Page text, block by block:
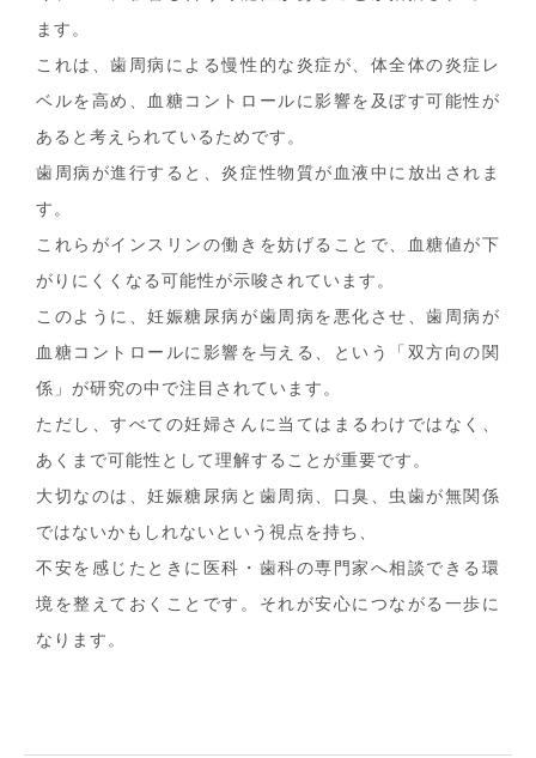
ます。
これは、歯周病による慢性的な炎症が、体全体の炎症レ
ベルを高め、血糖コントロールに影響を及ぼす可能性が
あると考えられているためです。
歯周病が進行すると、炎症性物質が血液中に放出されま
す。
これらがインスリンの働きを妨げることで、血糖値が下
がりにくくなる可能性が示唆されています。
このように、妊娠糖尿病が歯周病を悪化させ、歯周病が
血糖コントロールに影響を与える、という「双方向の関
係」が研究の中で注目されています。
ただし、すべての妊婦さんに当てはまるわけではなく、
あくまで可能性として理解することが重要です。
大切なのは、妊娠糖尿病と歯周病、口臭、虫歯が無関係
ではないかもしれないという視点を持ち、
不安を感じたときに医科・歯科の専門家へ相談できる環
境を整えておくことです。それが安心につながる一歩に
なります。